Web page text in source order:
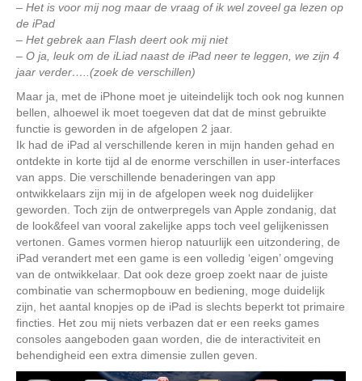
– Het is voor mij nog maar de vraag of ik wel zoveel ga lezen op
de iPad
– Het gebrek aan Flash deert ook mij niet
– O ja, leuk om de iLiad naast de iPad neer te leggen, we zijn 4
jaar verder…..(zoek de verschillen)
Maar ja, met de iPhone moet je uiteindelijk toch ook nog kunnen
bellen, alhoewel ik moet toegeven dat dat de minst gebruikte
functie is geworden in de afgelopen 2 jaar.
Ik had de iPad al verschillende keren in mijn handen gehad en
ontdekte in korte tijd al de enorme verschillen in user-interfaces
van apps. Die verschillende benaderingen van app
ontwikkelaars zijn mij in de afgelopen week nog duidelijker
geworden. Toch zijn de ontwerpregels van Apple zondanig, dat
de look&feel van vooral zakelijke apps toch veel gelijkenissen
vertonen. Games vormen hierop natuurlijk een uitzondering, de
iPad verandert met een game is een volledig ‘eigen’ omgeving
van de ontwikkelaar. Dat ook deze groep zoekt naar de juiste
combinatie van schermopbouw en bediening, moge duidelijk
zijn, het aantal knopjes op de iPad is slechts beperkt tot primaire
fincties. Het zou mij niets verbazen dat er een reeks games
consoles aangeboden gaan worden, die de interactiviteit en
behendigheid een extra dimensie zullen geven.